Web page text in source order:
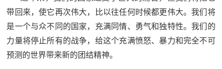
带回来，使它再次伟大，比以往任何时候都更伟大。我们将
是一个与众不同的国家，充满同情、勇气和独特性。我们的
力量将停止所有的战争，给这个充满愤怒、暴力和完全不可
预测的世界带来新的团结精神。